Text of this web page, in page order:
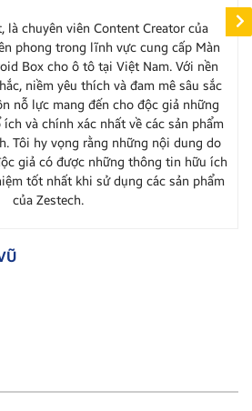
là chuyên viên Content Creator của
phong trong lĩnh vực cung cấp Màn
Box cho ô tô tại Việt Nam. Với nền
niềm yêu thích và đam mê sâu sắc
nỗ lực mang đến cho độc giả những
và chính xác nhất về các sản phẩm
Tôi hy vọng rằng những nội dung do
giả có được những thông tin hữu ích
tốt nhất khi sử dụng các sản phẩm
của Zestech.